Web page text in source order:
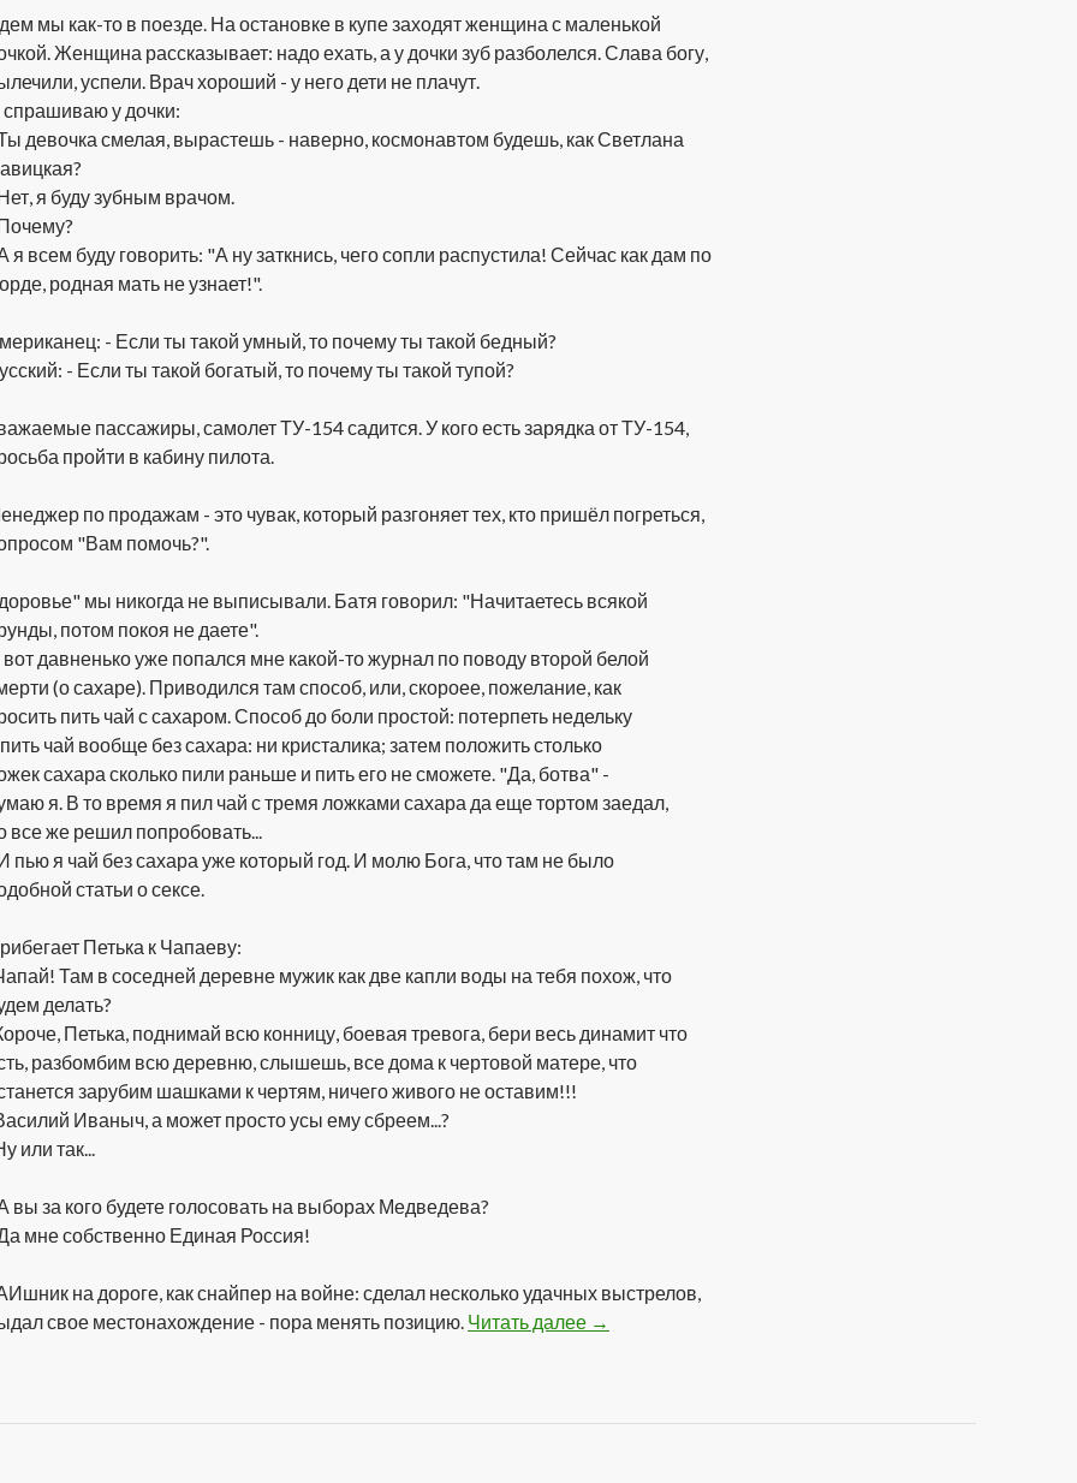
мы как-то в поезде. На остановке в купе заходят женщина с маленькой
Женщина рассказывает: надо ехать, а у дочки зуб разболелся. Слава богу,
успели. Врач хороший - у него дети не плачут.
у дочки:
девочка смелая, вырастешь - наверно, космонавтом будешь, как Светлана
я буду зубным врачом.
я всем буду говорить: "А ну заткнись, чего сопли распустила! Сейчас как дам по
родная мать не узнает!".
- Если ты такой умный, то почему ты такой бедный?
- Если ты такой богатый, то почему ты такой тупой?
пассажиры, самолет ТУ-154 садится. У кого есть зарядка от ТУ-154,
пройти в кабину пилота.
по продажам - это чувак, который разгоняет тех, кто пришёл погреться,
"Вам помочь?".
мы никогда не выписывали. Батя говорил: "Начитаетесь всякой
потом покоя не даете".
давненько уже попался мне какой-то журнал по поводу второй белой
(о сахаре). Приводился там способ, или, скороее, пожелание, как
пить чай с сахаром. Способ до боли простой: потерпеть недельку
чай вообще без сахара: ни кристалика; затем положить столько
сахара сколько пили раньше и пить его не сможете. "Да, ботва" -
я. В то время я пил чай с тремя ложками сахара да еще тортом заедал,
все же решил попробовать...
пью я чай без сахара уже который год. И молю Бога, что там не было
статьи о сексе.
Петька к Чапаеву:
Там в соседней деревне мужик как две капли воды на тебя похож, что
делать?
Петька, поднимай всю конницу, боевая тревога, бери весь динамит что
разбомбим всю деревню, слышешь, все дома к чертовой матере, что
зарубим шашками к чертям, ничего живого не оставим!!!
Иваныч, а может просто усы ему сбреем...?
или так...
вы за кого будете голосовать на выборах Медведева?
мне собственно Единая Россия!
на дороге, как снайпер на войне: сделал несколько удачных выстрелов,
свое местонахождение - пора менять позицию. Читать далее Подборка Анекдотов
→